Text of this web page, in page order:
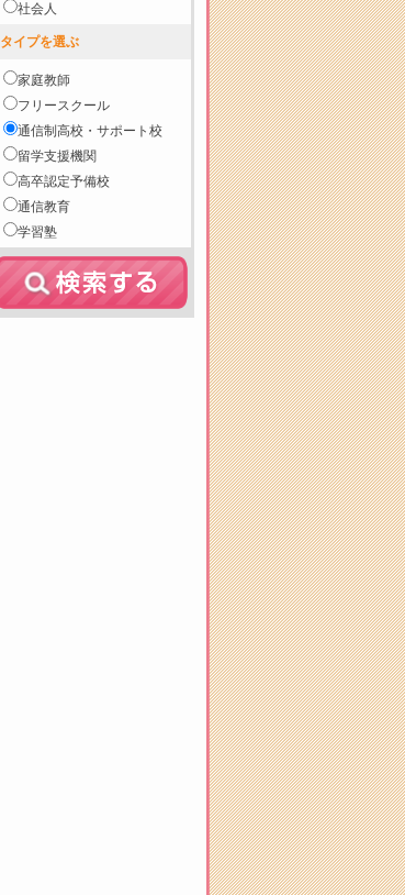
社会人
タイプを選ぶ
家庭教師
フリースクール
通信制高校・サポート校
留学支援機関
高卒認定予備校
通信教育
学習塾